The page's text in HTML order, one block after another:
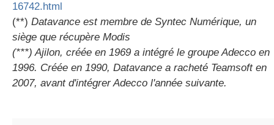
16742.html
(**) Datavance est membre de Syntec Numérique, un
siège que récupère Modis
(***) Ajilon, créée en 1969 a intégré le groupe Adecco en
1996. Créée en 1990, Datavance a racheté Teamsoft en
2007, avant d'intégrer Adecco l'année suivante.